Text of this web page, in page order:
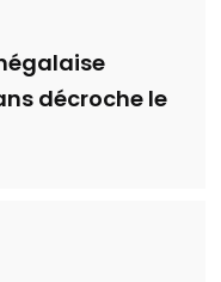
décroche le